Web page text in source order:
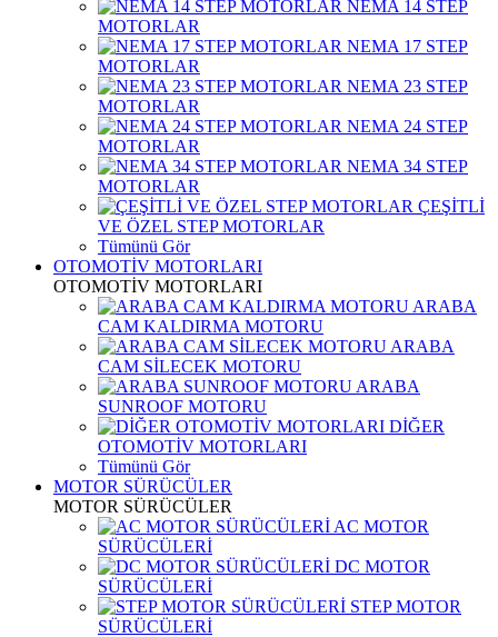
NEMA 14 STEP
MOTORLAR
NEMA 17 STEP
MOTORLAR
NEMA 23 STEP
MOTORLAR
NEMA 24 STEP
MOTORLAR
NEMA 34 STEP
MOTORLAR
ÇEŞİTLİ
VE ÖZEL STEP MOTORLAR
Tümünü Gör
OTOMOTİV MOTORLARI
OTOMOTİV MOTORLARI
ARABA
CAM KALDIRMA MOTORU
ARABA
CAM SİLECEK MOTORU
ARABA
SUNROOF MOTORU
DİĞER
OTOMOTİV MOTORLARI
Tümünü Gör
MOTOR SÜRÜCÜLER
MOTOR SÜRÜCÜLER
AC MOTOR
SÜRÜCÜLERİ
DC MOTOR
SÜRÜCÜLERİ
STEP MOTOR
SÜRÜCÜLERİ